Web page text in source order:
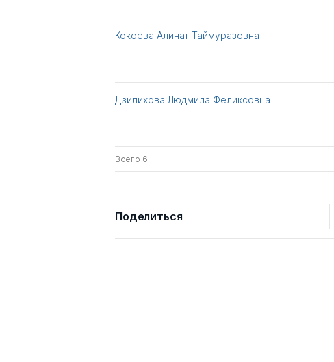
Кокоева Алинат Таймуразовна
Дзилихова Людмила Феликсовна
Всего 6
Поделиться